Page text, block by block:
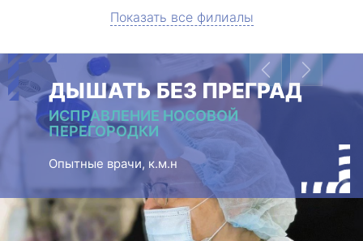
Показать все филиалы
ДЫШАТЬ БЕЗ ПРЕГРАД
ИСПРАВЛЕНИЕ НОСОВОЙ
ПЕРЕГОРОДКИ
Опытные врачи, к.м.н
PreviousNext